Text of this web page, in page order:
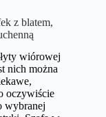
z blatem,
wiórowej
nich można
oczywiście
wybranej